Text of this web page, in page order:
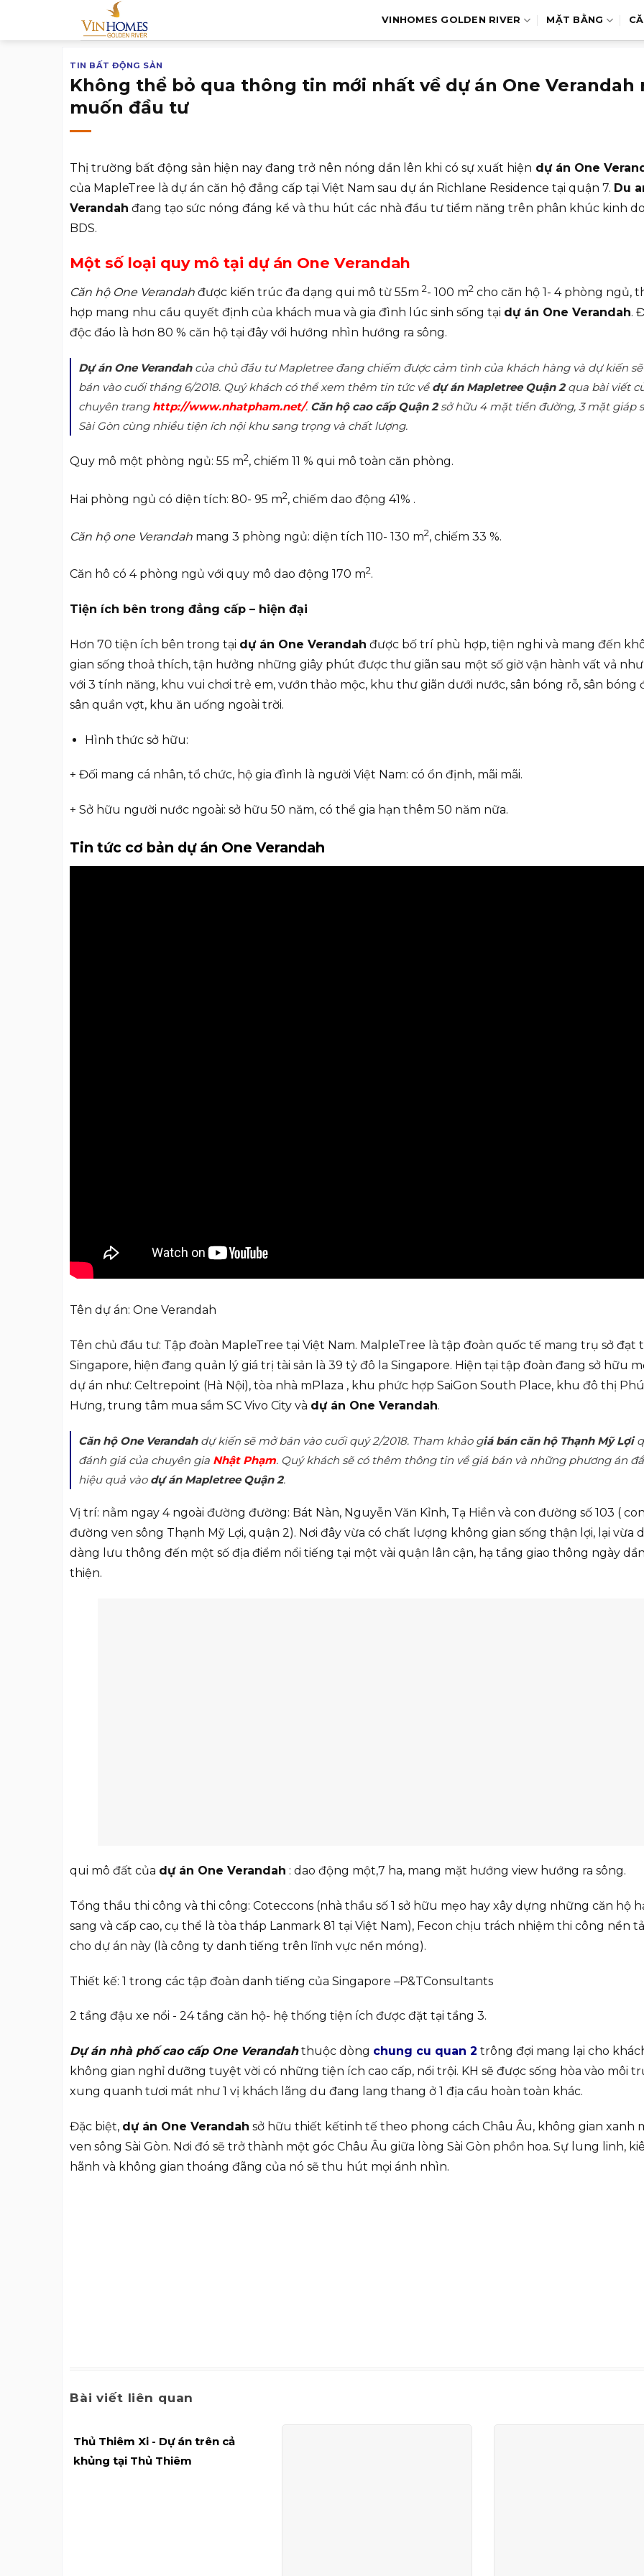
VINHOMES GOLDEN RIVER MẶT BẰNG
TIN BẤT ĐỘNG SẢN
Không thể bỏ qua thông tin mới nhất về dự án One Verandah
muốn đầu tư
Thị trường bất động sản hiện nay đang trở nên nóng dần lên khi có sự xuất hiện dự án One
của MapleTree là dự án căn hộ đẳng cấp tại Việt Nam sau dự án Richlane Residence tại quận 7. Du
Verandah đang tạo sức nóng đáng kể và thu hút các nhà đầu tư tiềm năng trên phân khúc kinh
BDS.
Một số loại quy mô tại dự án One Verandah
Căn hộ One Verandah được kiến trúc đa dạng qui mô từ 55m 2- 100 m2 cho căn hộ 1- 4 phòng ngủ,
hợp mang nhu cầu quyết định của khách mua và gia đình lúc sinh sống tại dự án One Verandah.
độc đáo là hơn 80 % căn hộ tại đây với hướng nhìn hướng ra sông.
Dự án One Verandahcủa chủ đầu tư Mapletree đang chiếm được cảm tình của khách hàng và dự kiến
bán vào cuối tháng 6/2018. Quý khách có thể xem thêm tin tức về dự án Mapletree Quận 2qua bài viết
chuyên trang http://www.nhatpham.net/. Căn hộ cao cấp Quận 2sở hữu 4 mặt tiền đường, 3 mặt giáp
Sài Gòn cùng nhiều tiện ích nội khu sang trọng và chất lượng.
Quy mô một phòng ngủ: 55 m2, chiếm 11 % qui mô toàn căn phòng.
Hai phòng ngủ có diện tích: 80- 95 m2, chiếm dao động 41% .
Căn hộ one Verandah mang 3 phòng ngủ: diện tích 110- 130 m2, chiếm 33 %.
Căn hô có 4 phòng ngủ với quy mô dao động 170 m2.
Tiện ích bên trong đẳng cấp – hiện đại
Hơn 70 tiện ích bên trong tại dự án One Verandah được bố trí phù hợp, tiện nghi và mang đến
gian sống thoả thích, tận hưởng những giây phút được thư giãn sau một số giờ vận hành vất vả
với 3 tính năng, khu vui chơi trẻ em, vướn thảo mộc, khu thư giãn dưới nước, sân bóng rỗ, sân bóng
sân quần vợt, khu ăn uống ngoài trời.
Hình thức sở hữu:
+ Đối mang cá nhân, tổ chức, hộ gia đình là người Việt Nam: có ổn định, mãi mãi.
+ Sở hữu người nước ngoài: sở hữu 50 năm, có thể gia hạn thêm 50 năm nữa.
Tin tức cơ bản dự án One Verandah
Tên dự án: One Verandah
Tên chủ đầu tư: Tập đoàn MapleTree tại Việt Nam. MalpleTree là tập đoàn quốc tế mang trụ sở đạt
Singapore, hiện đang quản lý giá trị tài sản là 39 tỷ đô la Singapore. Hiện tại tập đoàn đang sở hữu
dự án như: Celtrepoint (Hà Nội), tòa nhà mPlaza , khu phức hợp SaiGon South Place, khu đô thị
Hưng, trung tâm mua sắm SC Vivo City và dự án One Verandah.
Căn hộ One Verandahdự kiến sẽ mở bán vào cuối quý 2/2018. Tham khảo giá bán căn hộ Thạnh Mỹ Lợi
đánh giá của chuyên gia Nhật Phạm. Quý khách sẽ có thêm thông tin về giá bán và những phương án
hiệu quả vào dự án Mapletree Quận 2.
Vị trí: nằm ngay 4 ngoài đường đường: Bát Nàn, Nguyễn Văn Kỉnh, Tạ Hiền và con đường số 103 ( con
đường ven sông Thạnh Mỹ Lợi, quận 2). Nơi đây vừa có chất lượng không gian sống thận lợi, lại vừa
dàng lưu thông đến một số địa điểm nổi tiếng tại một vài quận lân cận, hạ tầng giao thông ngày
thiện.
qui mô đất của dự án One Verandah : dao động một,7 ha, mang mặt hướng view hướng ra sông.
Tổng thầu thi công và thi công: Coteccons (nhà thầu số 1 sở hữu mẹo hay xây dựng những căn hộ
sang và cấp cao, cụ thể là tòa tháp Lanmark 81 tại Việt Nam), Fecon chịu trách nhiệm thi công nền
cho dự án này (là công ty danh tiếng trên lĩnh vực nền móng).
Thiết kế: 1 trong các tập đoàn danh tiếng của Singapore –P&TConsultants
2 tầng đậu xe nổi - 24 tầng căn hộ- hệ thống tiện ích được đặt tại tầng 3.
Dự án nhà phố cao cấp One Verandahthuộc dòng chung cu quan 2 trông đợi mang lại cho
không gian nghỉ dưỡng tuyệt vời có những tiện ích cao cấp, nổi trội. KH sẽ được sống hòa vào môi
xung quanh tươi mát như 1 vị khách lãng du đang lang thang ở 1 địa cầu hoàn toàn khác.
Đặc biệt, dự án One Verandah sở hữu thiết kếtinh tế theo phong cách Châu Âu, không gian xanh
ven sông Sài Gòn. Nơi đó sẽ trở thành một góc Châu Âu giữa lòng Sài Gòn phồn hoa. Sự lung linh,
hãnh và không gian thoáng đãng của nó sẽ thu hút mọi ánh nhìn.
Bài viết liên quan
Thủ Thiêm Xi - Dự án trên cả
khủng tại Thủ Thiêm